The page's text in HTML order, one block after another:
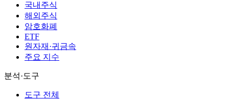
국내주식
해외주식
암호화폐
ETF
원자재·귀금속
주요 지수
분석·도구
도구 전체